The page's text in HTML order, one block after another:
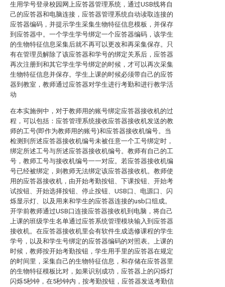
生用学号登录校园网上应答器管理系统，通过USB线将自
己的应答器和电脑连接，应答器管理系统自动读取连接的
应答器编码，并提示学生采集生物特征信息模板，并保存
到应答器中。一个学生学号绑定一个应答器编码，该学生
的生物特征信息采集后就不再可以更改和再采集保存。只
有在管理员解除了该应答器和学号的绑定关系后，应答器
再次注册到和其它学生学号绑定的时候，才可以再次采集
生物特征信息并保存。学生上课的时候必须带自己的应答
器到教室，教师通过应答器对学生进行考勤和进行教学活
动
在本实施例中，对于教师用的账号绑定应答器接收机的过
程，可以包括：应答管理系统接收应答器接收机发送的教
师的工号(即作为教师用的账号)和应答器接收机编号。当
检测到所述应答器接收机编号未被任意一个工号绑定时，
绑定所述工号与所述应答器接收机编号。教师有自己的工
号，教师工号与接收机编号一一对应。若应答器接收机编
号已经被绑定，则教师无法绑定该应答器接收机。教师使
用的应答器接收机，由开始考勤按钮、下课按钮、开始考
试按钮、开始选择按钮、停止按钮、USB口、电源口、闪
烁显示灯、以及用来和学生的应答器连接的usb口组成。
开学前教师通过USB口连接应答器接收机到电脑，将自己
上课的班级学生名单通过应答系统管理模块输入到应答器
接收机。在应答器接收机里会有软件生成选修课程的学生
学号，以及和学生号绑定的应答器编码的对照表。上课的
时候，教师按开始考勤按钮，学生用手里的应答器在规定
的时间里，采集自己的生物特征信息，和存储在应答器里
的生物特征模板比对，如果识别成功，应答器上的闪烁灯
闪烁5秒钟，在5秒钟内，按考勤按钮，应答器发送考勤信